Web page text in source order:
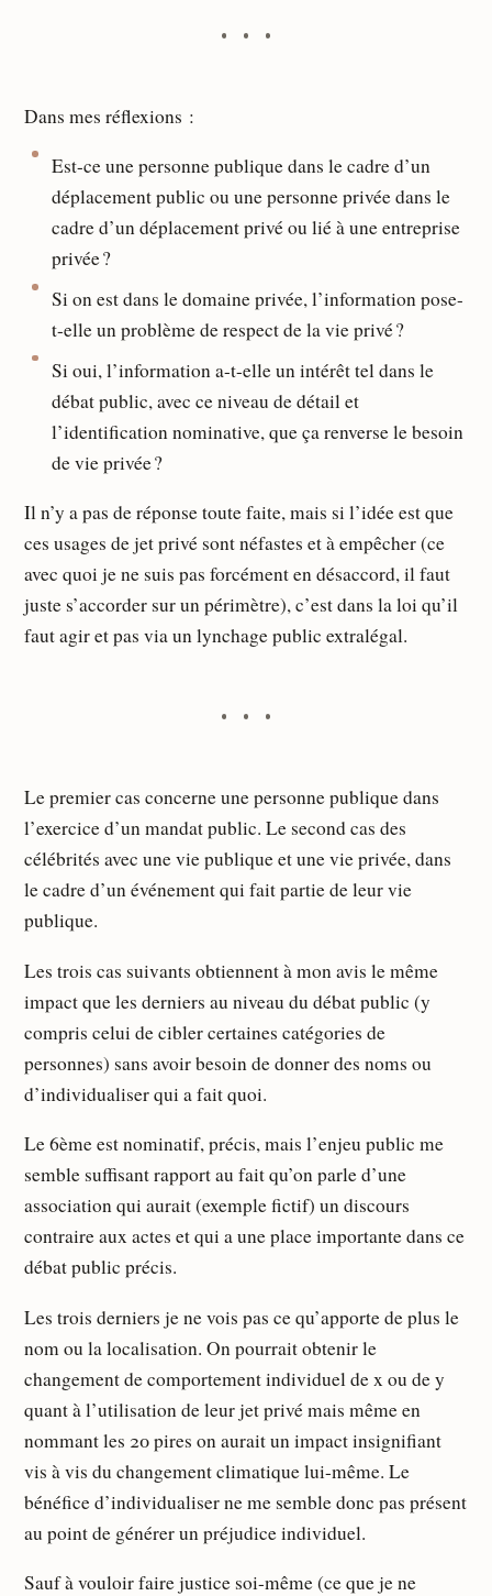
Dans mes réflexions :
Est-ce une personne publique dans le cadre d’un
déplacement public ou une personne privée dans le
cadre d’un déplacement privé ou lié à une entreprise
privée ?
Si on est dans le domaine privée, l’information pose-
t-elle un problème de respect de la vie privé ?
Si oui, l’information a-t-elle un intérêt tel dans le
débat public, avec ce niveau de détail et
l’identification nominative, que ça renverse le besoin
de vie privée ?
Il n’y a pas de réponse toute faite, mais si l’idée est que
ces usages de jet privé sont néfastes et à empêcher (ce
avec quoi je ne suis pas forcément en désaccord, il faut
juste s’accorder sur un périmètre), c’est dans la loi qu’il
faut agir et pas via un lynchage public extralégal.
Le premier cas concerne une personne publique dans
l’exercice d’un mandat public. Le second cas des
célébrités avec une vie publique et une vie privée, dans
le cadre d’un événement qui fait partie de leur vie
publique.
Les trois cas suivants obtiennent à mon avis le même
impact que les derniers au niveau du débat public (y
compris celui de cibler certaines catégories de
personnes) sans avoir besoin de donner des noms ou
d’individualiser qui a fait quoi.
Le 6ème est nominatif, précis, mais l’enjeu public me
semble suffisant rapport au fait qu’on parle d’une
association qui aurait (exemple fictif) un discours
contraire aux actes et qui a une place importante dans ce
débat public précis.
Les trois derniers je ne vois pas ce qu’apporte de plus le
nom ou la localisation. On pourrait obtenir le
changement de comportement individuel de x ou de y
quant à l’utilisation de leur jet privé mais même en
nommant les 20 pires on aurait un impact insignifiant
vis à vis du changement climatique lui-même. Le
bénéfice d’individualiser ne me semble donc pas présent
au point de générer un préjudice individuel.
Sauf à vouloir faire justice soi-même (ce que je ne